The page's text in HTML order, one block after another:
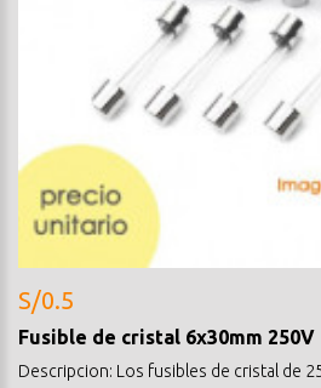
S/0.5
Fusible de cristal 6x30mm 250V
Descripcion: Los fusibles de cristal de